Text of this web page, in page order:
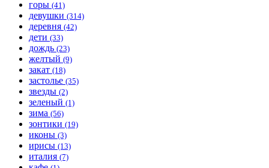
горы (41)
девушки (314)
деревня (42)
дети (33)
дождь (23)
желтый (9)
закат (18)
застолье (35)
звезды (2)
зеленый (1)
зима (56)
зонтики (19)
иконы (3)
ирисы (13)
италия (7)